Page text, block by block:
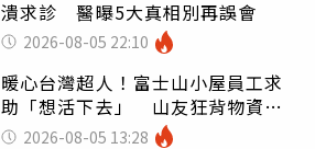
潰求診 醫曝5大真相別再誤會
2026-08-05 22:10
暖心台灣超人！富士山小屋員工求
助「想活下去」 山友狂背物資上
山：台灣真的是寶島
2026-08-05 13:28